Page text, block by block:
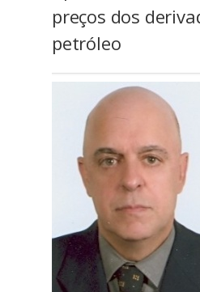
e
r
g
preços dos
petróleo